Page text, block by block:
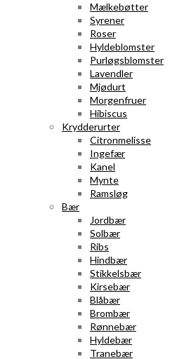
Mælkebøtter
Syrener
Roser
Hyldeblomster
Purløgsblomster
Lavendler
Mjødurt
Morgenfruer
Hibiscus
Krydderurter
Citronmelisse
Ingefær
Kanel
Mynte
Ramsløg
Bær
Jordbær
Solbær
Ribs
Hindbær
Stikkelsbær
Kirsebær
Blåbær
Brombær
Rønnebær
Hyldebær
Tranebær